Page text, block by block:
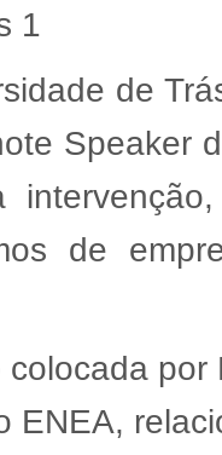
de
Speaker
de
colocada
ENEA,